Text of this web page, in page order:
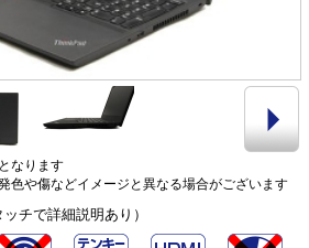
なります
色や傷などイメージと異なる場合がございます
チで詳細説明あり）